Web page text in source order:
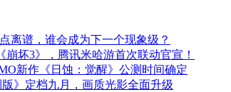
离谱，谁会成为下一个现象级？
坏3》，腾讯米哈游首次联动官宣！
新作《日蚀：觉醒》公测时间确定
》定档九月，画质光影全面升级